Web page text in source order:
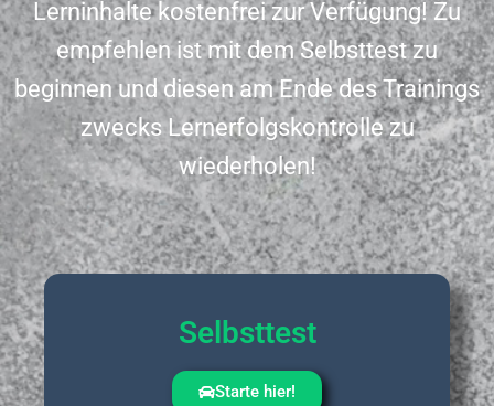
Lerninhalte kostenfrei zur Verfügung! Zu
empfehlen ist mit dem Selbsttest zu
beginnen und diesen am Ende des Trainings
zwecks Lernerfolgskontrolle zu
wiederholen!
Selbsttest
Starte hier!